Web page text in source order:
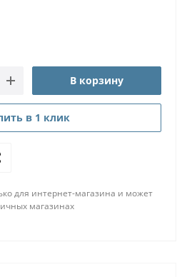
В корзину
в 1 клик
для интернет-магазина и может
магазинах